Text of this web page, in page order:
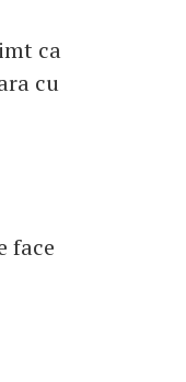
ca
cu
face